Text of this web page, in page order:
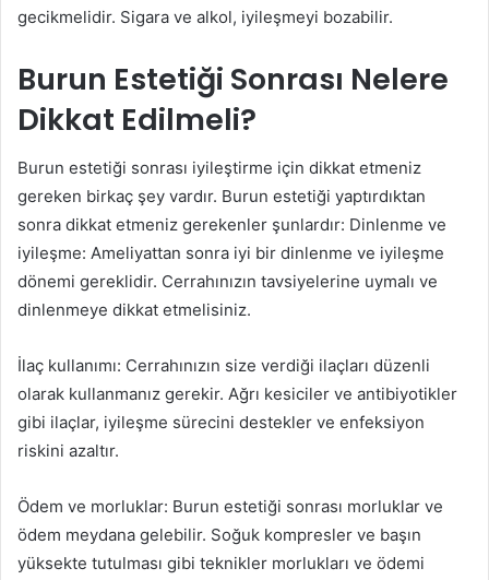
gecikmelidir. Sigara ve alkol, iyileşmeyi bozabilir.
Burun Estetiği Sonrası Nelere
Dikkat Edilmeli?
Burun estetiği sonrası iyileştirme için dikkat etmeniz
gereken birkaç şey vardır. Burun estetiği yaptırdıktan
sonra dikkat etmeniz gerekenler şunlardır: Dinlenme ve
iyileşme: Ameliyattan sonra iyi bir dinlenme ve iyileşme
dönemi gereklidir. Cerrahınızın tavsiyelerine uymalı ve
dinlenmeye dikkat etmelisiniz.
İlaç kullanımı: Cerrahınızın size verdiği ilaçları düzenli
olarak kullanmanız gerekir. Ağrı kesiciler ve antibiyotikler
gibi ilaçlar, iyileşme sürecini destekler ve enfeksiyon
riskini azaltır.
Ödem ve morluklar: Burun estetiği sonrası morluklar ve
ödem meydana gelebilir. Soğuk kompresler ve başın
yüksekte tutulması gibi teknikler morlukları ve ödemi